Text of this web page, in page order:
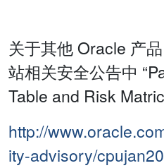
关于其他 Oracle 产
站相关安全公告中
Table and Risk
http://
ity-advisory/